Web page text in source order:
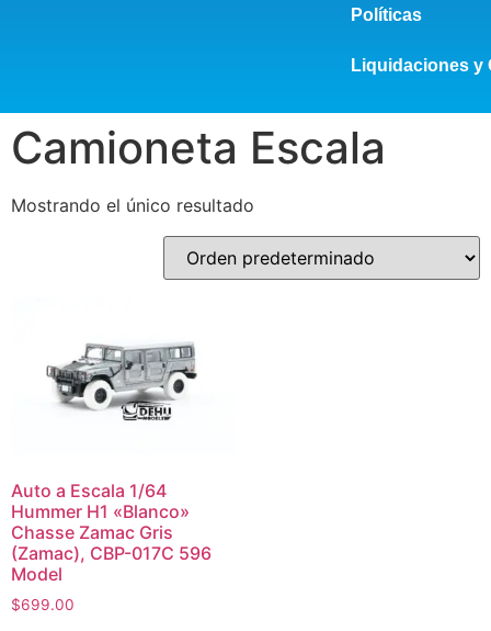
Políticas
Liquidaciones y
Camioneta Escala
Mostrando el único resultado
Auto a Escala 1/64
Hummer H1 «Blanco»
Chasse Zamac Gris
(Zamac), CBP-017C 596
Model
$699.00